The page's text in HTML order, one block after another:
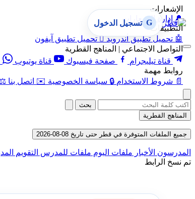
الإشعارات
🔔 إدارة الإشعارات
التطبيقات
🤖 تحميل تطبيق أندرويد  تحميل تطبيق آيفون
التواصل الاجتماعي | المناهج القطرية
قناة تيليجرام
صفحة فيسبوك قناة يوتيوب
روابط مهمة
📄 شروط الاستخدام 🔒 سياسة الخصوصية ✉️ اتصل بنا ⚖️
G تسجيل الدخول
بحث
المناهج القطرية
جميع الملفات المتوفرة في قطر حتى تاريخ 08-08-2026
المدرسون الأخبار ملفات اليوم ملفات للمدرس التقويم
تم نسخ الرابط